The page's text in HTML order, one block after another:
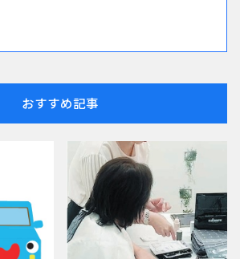
おすすめ記事